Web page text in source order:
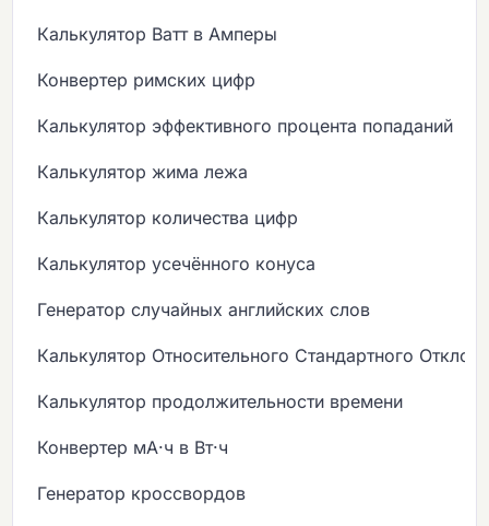
Калькулятор Ватт в Амперы
Конвертер римских цифр
Калькулятор эффективного процента попаданий
Калькулятор жима лежа
Калькулятор количества цифр
Калькулятор усечённого конуса
Генератор случайных английских слов
Калькулятор Относительного Стандартного
Калькулятор продолжительности времени
Конвертер мА·ч в Вт·ч
Генератор кроссвордов